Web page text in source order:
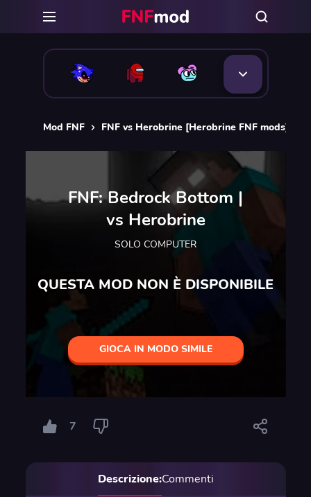
Mod FNF FNF vs Herobrine [Herobrine FNF mods]
FNF: Bedrock Bottom |
vs Herobrine
SOLO COMPUTER
QUESTA MOD NON È DISPONIBILE
GIOCA IN MODO SIMILE
7
Descrizione:Commenti